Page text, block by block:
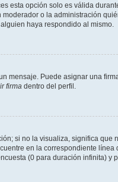
esta opción solo es válida
o la administración
haya respondido al mismo.
mensaje. Puede asignar una
firma dentro del perfil.
si no la visualiza, significa que
en la correspondiente línea
(0 para duración infinita) y